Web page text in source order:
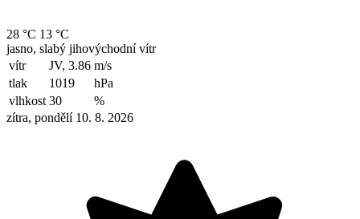
28 °C 13 °C
jasno, slabý jihovýchodní vítr
vítr
JV, 3.86 m/s
tlak
1019
hPa
vlhkost 30
%
zítra, pondělí 10. 8. 2026